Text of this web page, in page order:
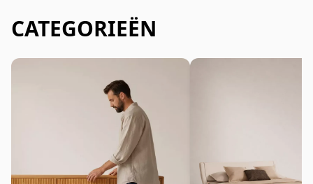
CATEGORIEËN